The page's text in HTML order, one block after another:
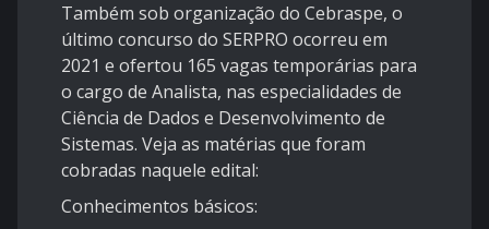
Também sob organização do Cebraspe, o
último concurso do SERPRO ocorreu em
2021 e ofertou 165 vagas temporárias para
o cargo de Analista, nas especialidades de
Ciência de Dados e Desenvolvimento de
Sistemas. Veja as matérias que foram
cobradas naquele edital:
Conhecimentos básicos: